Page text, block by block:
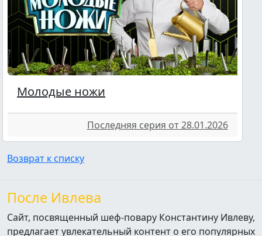
Молодые ножи
Последняя серия от 28.01.2026
Возврат к списку
После Ивлева
Сайт, посвященный шеф-повару Константину Ивлеву,
предлагает увлекательный контент о его популярных